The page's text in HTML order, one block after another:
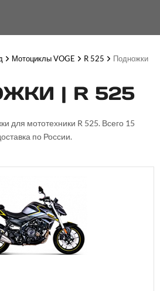
Мотоциклы VOGE R 525 Подножки
| R 525
для мототехники R 525. Всего 15
по России.